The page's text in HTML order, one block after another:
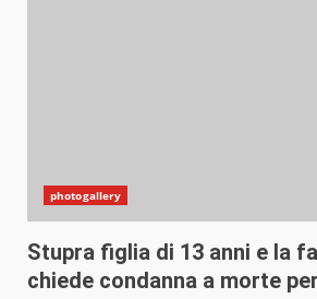
photogallery
Stupra figlia di 13 anni e la
chiede condanna a morte